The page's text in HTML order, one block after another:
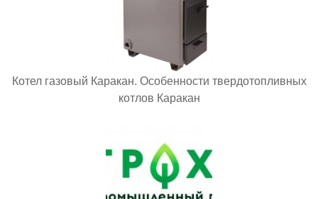
Котел газовый Каракан. Особенности твердотопливных
котлов Каракан